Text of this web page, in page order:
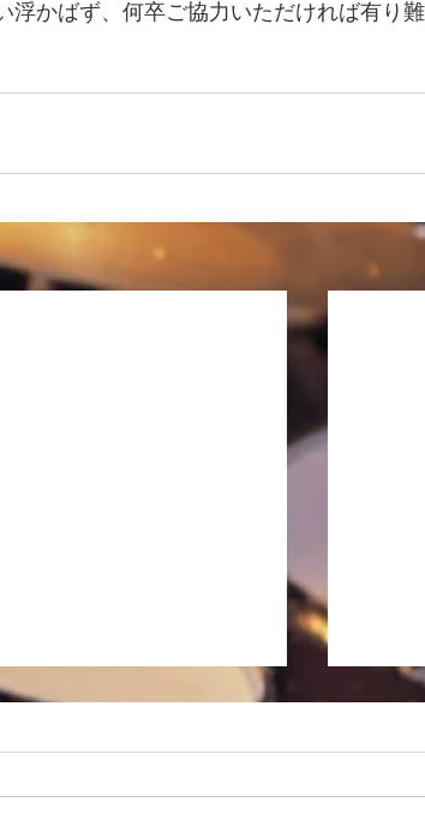
浮かばず、何卒ご協力いただければ有り
日記「長雨の候 2026」
昨日から大阪に入っていま